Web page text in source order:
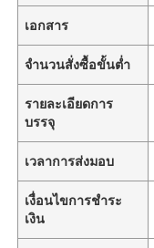
เอกสาร
จำนวนสั่งซื้อขั้นต่ำ
รายละเอียดการ
บรรจุ
เวลาการส่งมอบ
เงื่อนไขการชำระ
เงิน